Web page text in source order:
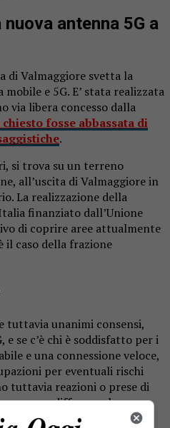
antenna 5G a
di Valmaggiore svetta la
e 5G. E’ stata realizzata
via libera concesso dalla
fosse abbassata di
.
si trova su un terreno
all’uscita di Valmaggiore in
La realizzazione della
finanziato dall’Unione
di coprire aree attualmente
il caso della frazione
tuttavia unanimi consensi,
se c’è chi è soddisfatto per i
e una connessione veloce,
per eventuali rischi
tuttavia reazioni o prese di
non un diffuso malumore.